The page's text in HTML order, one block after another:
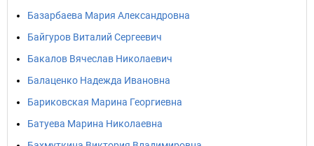
Базарбаева Мария Александровна
Байгуров Виталий Сергеевич
Бакалов Вячеслав Николаевич
Балаценко Надежда Ивановна
Бариковская Марина Георгиевна
Батуева Марина Николаевна